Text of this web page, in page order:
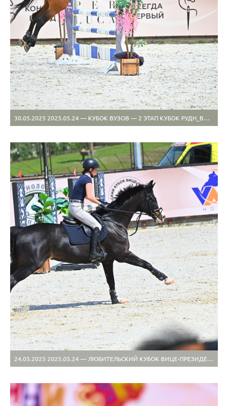
30.05.2025 2025.05.24 — КУБОК ВУЗОВ — 2 ЭТАП КУБОК РУДН_ВИВАТ
24.05.2025 2025.05.24 — ЛЮБИТЕЛЬСКИЙ КУБОК ВИЦЕ-ПРЕЗИДЕНТА ФКСР, 2 ЭТАП+МУНИЦИПАЛ